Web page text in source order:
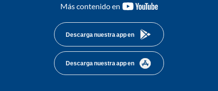
Más contenido en
youtube-
Descarga nuestra app en
Descarga nuestra app en